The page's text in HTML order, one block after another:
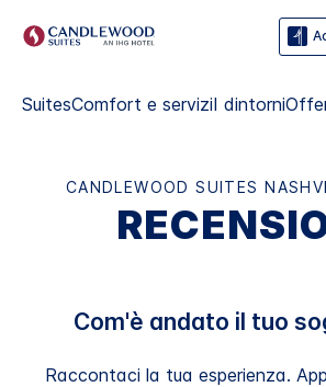
SuitesComfort e serviziI dintorni
CANDLEWOOD SUITES
Com'è andato il tuo
Raccontaci la tua esperienza.